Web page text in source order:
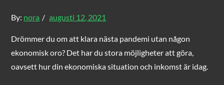
By: nora
Posted
augusti 12, 2021
Drömmer du om att klara nästa pandemi utan någon
ekonomisk oro? Det har du stora möjligheter att göra,
oavsett hur din ekonomiska situation och inkomst är idag.